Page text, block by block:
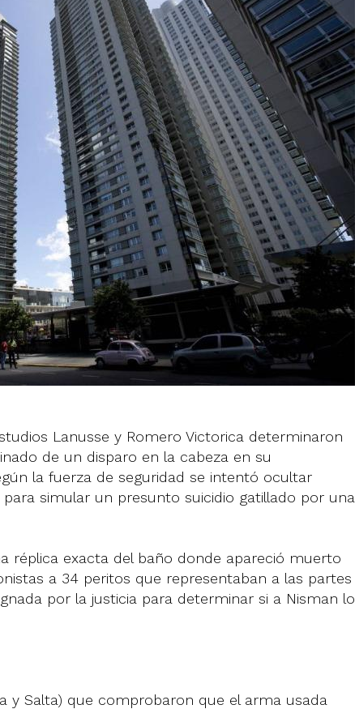
Lanusse y Romero Victorica determinaron
de un disparo en la cabeza en su
la fuerza de seguridad se intentó ocultar
simular un presunto suicidio gatillado por una
réplica exacta del baño donde apareció muerto
a 34 peritos que representaban a las partes
por la justicia para determinar si a Nisman lo
y Salta) que comprobaron que el arma usada